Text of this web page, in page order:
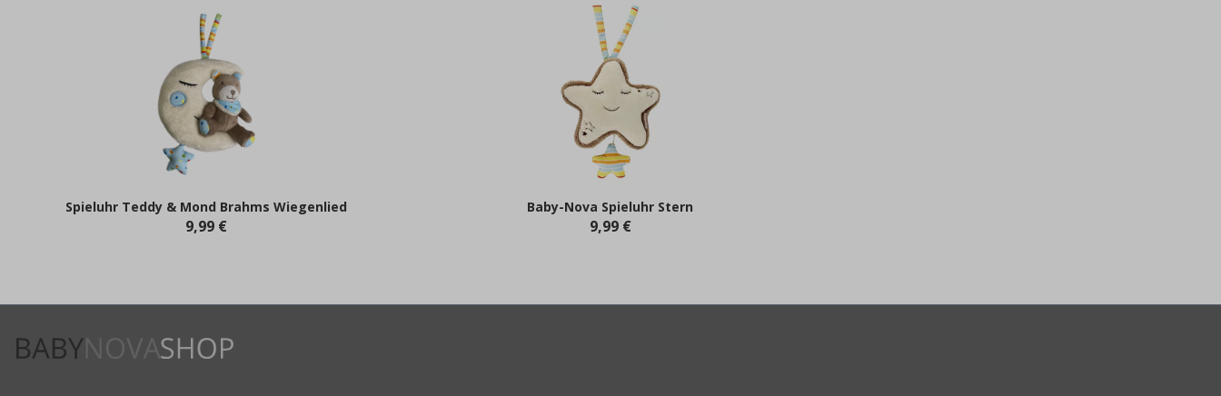
Spieluhr Teddy & Mond Brahms Wiegenlied
9,99 €
Baby-Nova Spieluhr Stern
9,99 €